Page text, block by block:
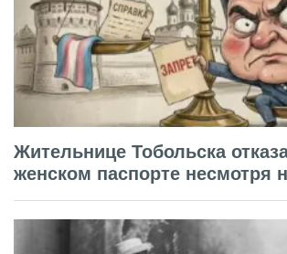
Жительнице Тобольска
женском паспорте несмотря